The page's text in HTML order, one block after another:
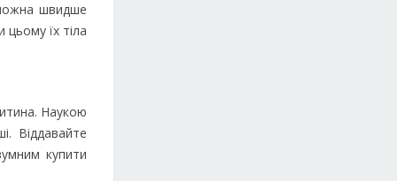
швидше
їх тіла
Наукою
Віддавайте
купити